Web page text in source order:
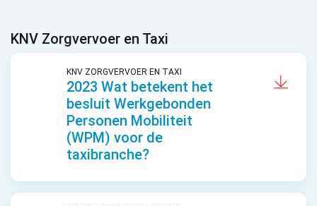
KNV Zorgvervoer en Taxi
KNV ZORGVERVOER EN TAXI
2023 Wat betekent het
besluit Werkgebonden
Personen Mobiliteit
(WPM) voor de
taxibranche?